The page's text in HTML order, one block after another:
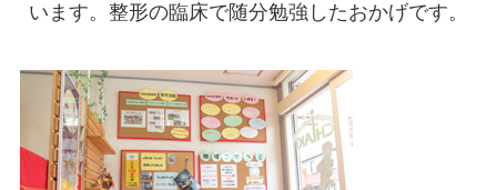
います。整形の臨床で随分勉強したおかげです。